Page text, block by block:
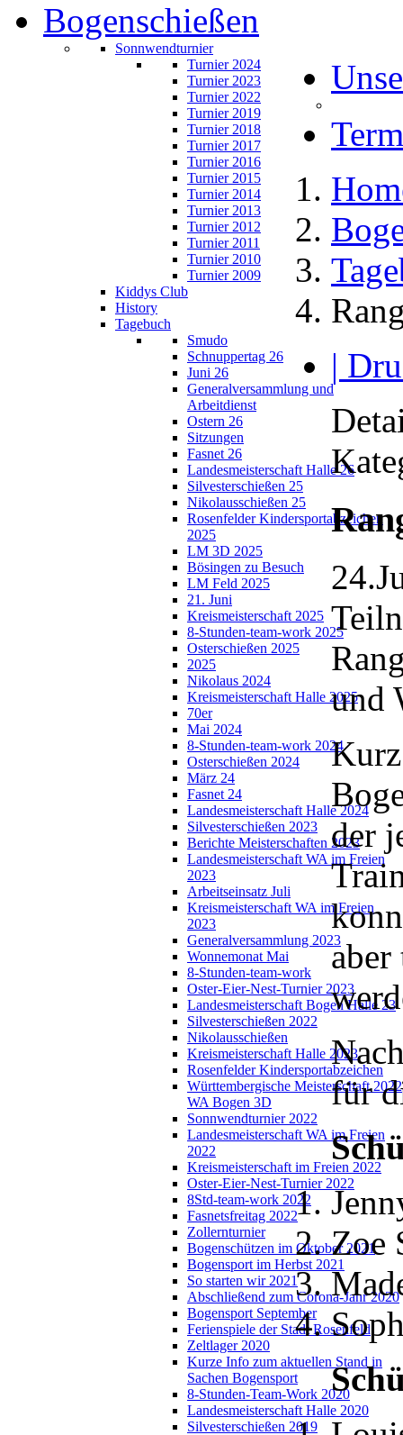
Bogenschießen
Sonnwendturnier
Turnier 2024
Turnier 2023
Turnier 2022
Turnier 2019
Turnier 2018
Turnier 2017
Turnier 2016
Turnier 2015
Turnier 2014
Turnier 2013
Turnier 2012
Turnier 2011
Turnier 2010
Turnier 2009
Kiddys Club
History
Tagebuch
Smudo
Schnuppertag 26
Juni 26
Generalversammlung und
Arbeitdienst
Ostern 26
Sitzungen
Fasnet 26
Landesmeisterschaft Halle 26
Silvesterschießen 25
Nikolausschießen 25
Rosenfelder Kindersportabzeichen
2025
LM 3D 2025
Bösingen zu Besuch
LM Feld 2025
21. Juni
Kreismeisterschaft 2025
8-Stunden-team-work 2025
Osterschießen 2025
2025
Nikolaus 2024
Kreismeisterschaft Halle 2025
70er
Mai 2024
8-Stunden-team-work 2024
Osterschießen 2024
März 24
Fasnet 24
Landesmeisterschaft Halle 2024
Silvesterschießen 2023
Berichte Meisterschaften 2023
Landesmeisterschaft WA im Freien
2023
Arbeitseinsatz Juli
Kreismeisterschaft WA im Freien
2023
Generalversammlung 2023
Wonnemonat Mai
8-Stunden-team-work
Oster-Eier-Nest-Turnier 2023
Landesmeisterschaft Bogen Halle 23
Silvesterschießen 2022
Nikolausschießen
Kreismeisterschaft Halle 2023
Rosenfelder Kindersportabzeichen
Württembergische Meisterschaft 2022
WA Bogen 3D
Sonnwendturnier 2022
Landesmeisterschaft WA im Freien
2022
Kreismeisterschaft im Freien 2022
Oster-Eier-Nest-Turnier 2022
8Std-team-work 2022
Fasnetsfreitag 2022
Zollernturnier
Bogenschützen im Oktober 2021
Bogensport im Herbst 2021
So starten wir 2021
Abschließend zum Corona-Jahr 2020
Bogensport September
Ferienspiele der Stadt Rosenfeld
Zeltlager 2020
Kurze Info zum aktuellen Stand in
Sachen Bogensport
8-Stunden-Team-Work 2020
Landesmeisterschaft Halle 2020
Silvesterschießen 2019
|
und
der
aber
für
Zoe